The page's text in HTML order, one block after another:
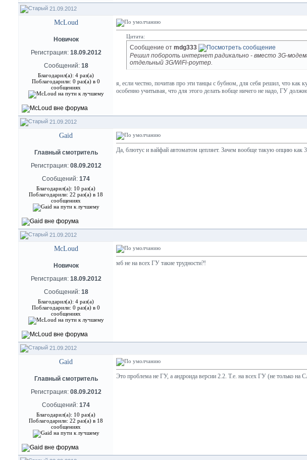
21.09.2012
McLoud
Новичок
Регистрация: 18.09.2012
Сообщений: 18
Благодарил(а): 4 раз(а)
Поблагодарили: 0 раз(а) в 0
сообщениях
Цитата:
Сообщение от mdg333
Решил побороть интернет радикально - вместо 3G-
отдельный 3G/WiFi-роутер.
я, если честно, почитав про эти танцы с бубном, для себя решил, что
особенно учитывая, что для этого делать вобще ничего не надо, ГУ
21.09.2012
Gaid
Главный смотритель
Регистрация: 08.09.2012
Сообщений: 174
Благодарил(а): 10 раз(а)
Поблагодарили: 22 раз(а) в 18
сообщениях
Да, блютус и вайфай автоматом цепляет. Зачем вообще такую опцию как
21.09.2012
McLoud
Новичок
Регистрация: 18.09.2012
Сообщений: 18
Благодарил(а): 4 раз(а)
Поблагодарили: 0 раз(а) в 0
сообщениях
мб не на всех ГУ такие трудности?!
21.09.2012
Gaid
Главный смотритель
Регистрация: 08.09.2012
Сообщений: 174
Благодарил(а): 10 раз(а)
Поблагодарили: 22 раз(а) в 18
сообщениях
Это проблема не ГУ, а андроида версии 2.2. Т.е. на всех ГУ (не только